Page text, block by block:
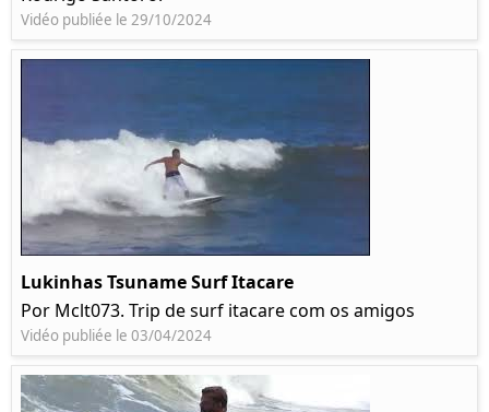
Vidéo publiée le 29/10/2024
Lukinhas Tsuname Surf Itacare
Por Mclt073. Trip de surf itacare com os amigos
Vidéo publiée le 03/04/2024